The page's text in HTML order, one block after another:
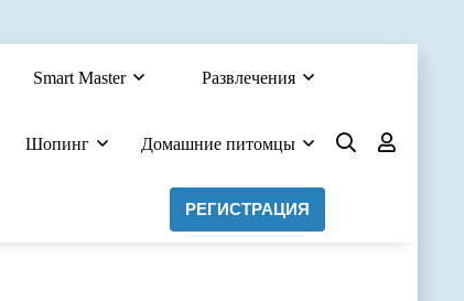
Smart Master Развлечения
Шопинг Домашние питомцы
РЕГИСТРАЦИЯ